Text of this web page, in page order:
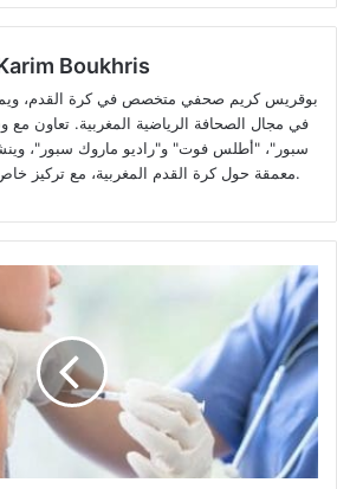
Boukhris
بوقريس كريم صحفي متخصص في كرة القدم،
في مجال الصحافة الرياضية المغربية. تعاون مع
سبور"، "أطلس فوت" و"راديو ماروك سبور"، وينشر
معمقة حول كرة القدم المغربية، مع تركيز خاص على المنتخبات الوطنية.